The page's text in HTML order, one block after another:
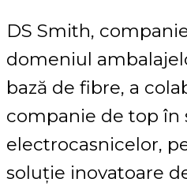
DS Smith,
domeniul
bază de fibre, a
companie de top în
electrocasnicelor,
soluție inovatoare